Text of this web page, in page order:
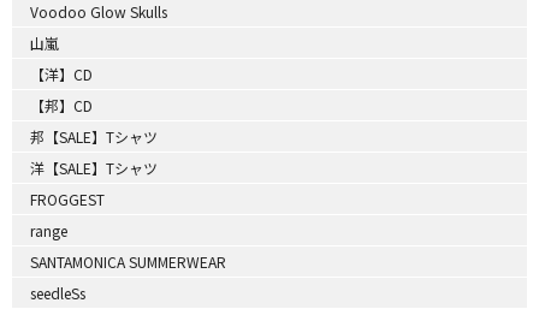
Voodoo Glow Skulls
山嵐
【洋】CD
【邦】CD
邦【SALE】Tシャツ
洋【SALE】Tシャツ
FROGGEST
range
SANTAMONICA SUMMERWEAR
seedleSs